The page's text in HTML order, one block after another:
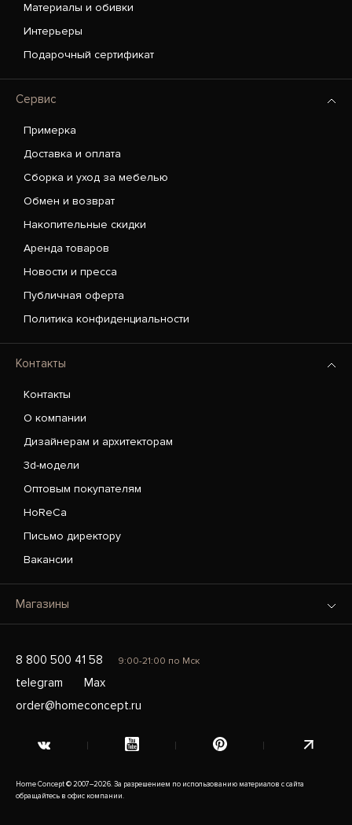
Материалы и обивки
Интерьеры
Подарочный сертификат
Сервис
Примерка
Доставка и оплата
Сборка и уход за мебелью
Обмен и возврат
Накопительные скидки
Аренда товаров
Новости и пресса
Публичная оферта
Политика конфиденциальности
Контакты
Контакты
О компании
Дизайнерам и архитекторам
3d-модели
Оптовым покупателям
HoReCa
Письмо директору
Вакансии
Магазины
8 800 500 41 58 9:00-21:00 по Мск
telegram
Max
order@homeconcept.ru
Home Concept © 2007–2026. За разрешением по использованию материалов с сайта
обращайтесь в офис компании.